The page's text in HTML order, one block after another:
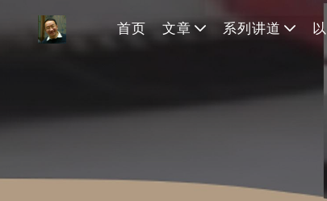
首页 文章 系列讲道